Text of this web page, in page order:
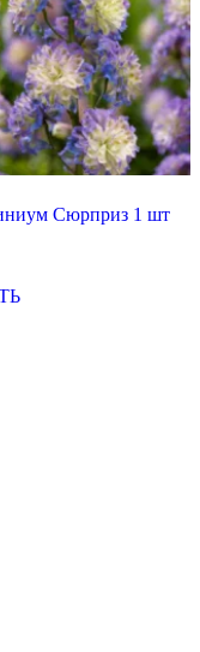
Сюрприз 1 шт